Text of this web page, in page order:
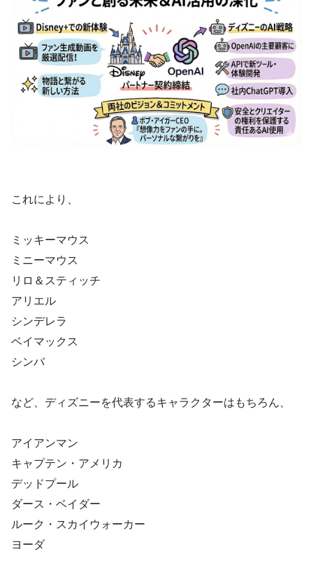
これにより、
ミッキーマウス
ミニーマウス
リロ＆スティッチ
アリエル
シンデレラ
ベイマックス
シンバ
など、ディズニーを代表するキャラクターはもちろん、
アイアンマン
キャプテン・アメリカ
デッドプール
ダース・ベイダー
ルーク・スカイウォーカー
ヨーダ